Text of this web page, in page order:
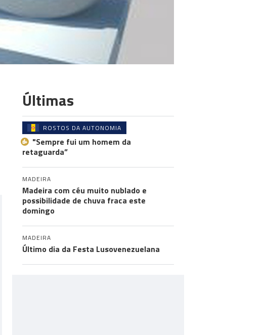
Últimas
ROSTOS DA AUTONOMIA
"Sempre fui um homem da
retaguarda”
MADEIRA
Madeira com céu muito nublado e
possibilidade de chuva fraca este
domingo
MADEIRA
Último dia da Festa Lusovenezuelana